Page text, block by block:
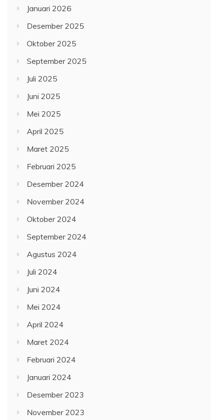
Januari 2026
Desember 2025
Oktober 2025
September 2025
Juli 2025
Juni 2025
Mei 2025
April 2025
Maret 2025
Februari 2025
Desember 2024
November 2024
Oktober 2024
September 2024
Agustus 2024
Juli 2024
Juni 2024
Mei 2024
April 2024
Maret 2024
Februari 2024
Januari 2024
Desember 2023
November 2023